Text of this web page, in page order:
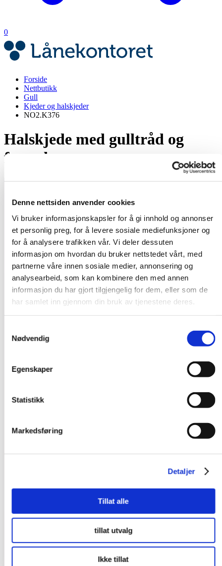
Denne nettsiden anvender cookies
Vi bruker informasjonskapsler for å gi innhold og annonser
et personlig preg, for å levere sosiale mediefunksjoner og
for å analysere trafikken vår. Vi deler dessuten
informasjon om hvordan du bruker nettstedet vårt, med
partnerne våre innen sosiale medier, annonsering og
analysearbeid, som kan kombinere den med annen
informasjon du har gjort tilgjengelig for dem, eller som de
har samlet inn gjennom din bruk av tjenestene deres.
Nødvendig
Egenskaper
Statistikk
Markedsføring
Detaljer
Tillat alle
tillat utvalg
Ikke tillat
0
Forside
Nettbutikk
Gull
Kjeder og halskjeder
NO2.K376
Halskjede med gulltråd og
fargede stener